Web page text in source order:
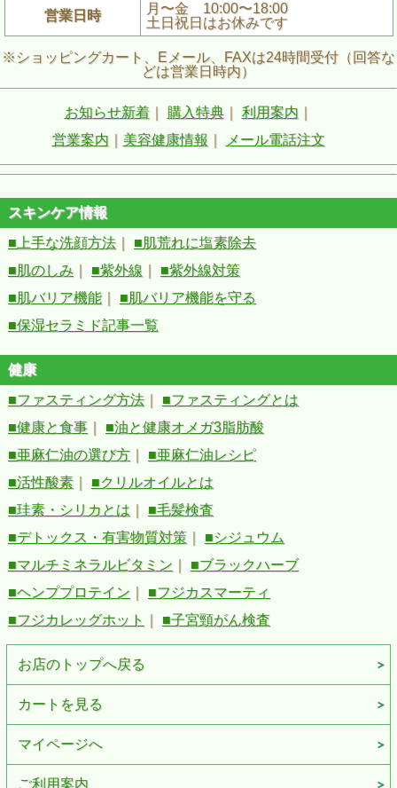
営業日時
月〜金 10:00〜18:00
土日祝日はお休みです
※ショッピングカート、Eメール、FAXは24時間受付（回答な
どは営業日時内）
お知らせ新着｜ 購入特典｜ 利用案内
営業案内
美容健康情報 メール電話注文
スキンケア情報
■上手な洗顔方法
■肌荒れに塩素除去
■肌のしみ
■紫外線
■紫外線対策
■肌バリア機能
■肌バリア機能を守る
■保湿セラミド記事一覧
健康
■ファスティング方法
■ファスティングとは
■健康と食事
■油と健康オメガ3脂肪酸
■亜麻仁油の選び方
■亜麻仁油レシピ
■活性酸素
■クリルオイルとは
■珪素・シリカとは
■毛髪検査
■デトックス・有害物質対策
■シジュウム
■マルチミネラルビタミン
■ブラックハーブ
■ヘンププロテイン
■フジカスマーティ
■フジカレッグホット
■子宮頸がん検査
お店のトップへ戻る
カートを見る
マイページへ
ご利用案内